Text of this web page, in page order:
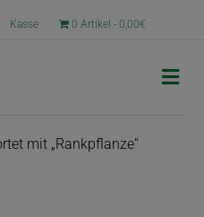
Kasse 0 Artikel 0,00€
N
a
mit „Rankpflanze“